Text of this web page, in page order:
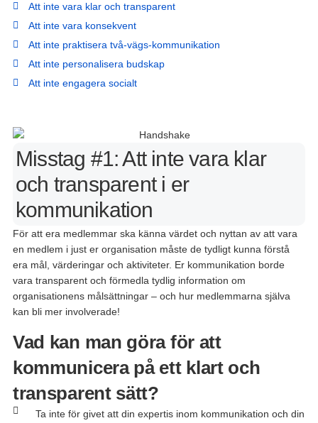
Att inte vara klar och transparent
Att inte vara konsekvent
Att inte praktisera två-vägs-kommunikation
Att inte personalisera budskap
Att inte engagera socialt
Misstag #1: Att inte vara klar
och transparent i er
kommunikation
För attera medlemmarska känna värdet och nyttan av att vara
en medlem ijust er organisation måstede tydligt kunna förstå
era mål, värderingar och aktiviteter. Er kommunikation borde
vara transparent och förmedla tydlig information om
organisationens målsättningar– och hur medlemmarna själva
kan bli mer involverade!
Vad kan man göra för att
kommunicera på ett klart och
transparent sätt?
Ta inte för givet att din expertis inom kommunikation och din